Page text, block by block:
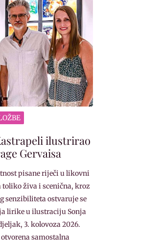
ilustrirao
Gervaisa
pisane riječi u likovni
toliko živa i scenična, kroz
senzibiliteta ostvaruje se
lirike u ilustraciju Sonja
3. kolovoza 2026.
samostalna